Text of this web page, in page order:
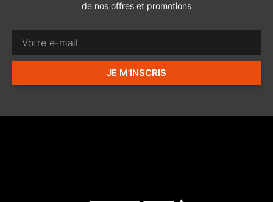
de nos offres et promotions
JE M'INSCRIS